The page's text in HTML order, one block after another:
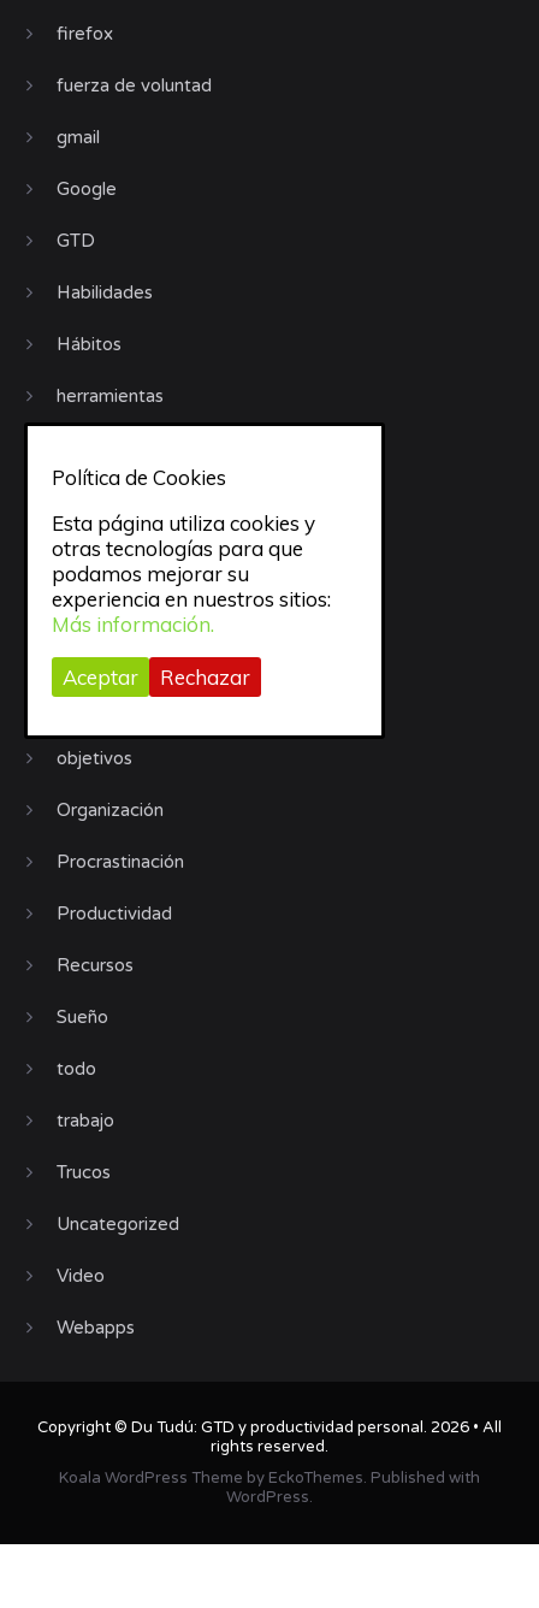
firefox
fuerza de voluntad
gmail
Google
GTD
Habilidades
Hábitos
herramientas
Jornadas GTD
Libros
Motivación
objetivos
Organización
Procrastinación
Productividad
Recursos
Sueño
todo
trabajo
Trucos
Uncategorized
Video
Webapps
Copyright © Du Tudú: GTD y productividad personal. 2026 • All
rights reserved.
Koala WordPress Theme by EckoThemes. Published with
WordPress.
Política de Cookies
Esta página utiliza cookies y
otras tecnologías para que
podamos mejorar su
experiencia en nuestros sitios:
Más información.
Aceptar Rechazar